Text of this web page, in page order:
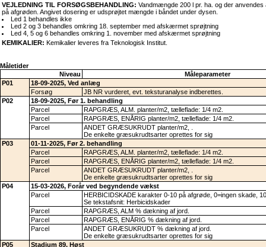
VEJLEDNING TIL FORSØGSBEHANDLING: Vandmængde 200 l pr. ha. og der
på afgrøden. Angivet dosering er udsprøjtet mængde i båndet under dysen.
Led 1 behandles ikke
Led 2 og 3 behandles omkring 18. september med afskærmet sprøjtning
Led 4, 5 og 6 behandles omkring 1. november med afskærmet sprøjtning
KEMIKALIER: Kemikalier leveres fra Teknologisk Institut.
Måletider
Niveau
Måleparameter
P01
18-09-2025, Ved anlæg
Forsøg
JB NR vurderet, evt. teksturanalyse indberettes.
P02
18-09-2025, Før 1. behandling
Parcel
RAPGRÆS, ALM. planter/m2, tælleflade: 1/4 m2.
Parcel
RAPGRÆS, ENÅRIG planter/m2, tælleflade: 1/4 m2.
Parcel
ANDET GRÆSUKRUDT planter/m2, .
De enkelte græsukrudtsarter oprettes for sig
P03
01-11-2025, Før 2. behandling
Parcel
RAPGRÆS, ALM. planter/m2, tælleflade: 1/4 m2.
Parcel
RAPGRÆS, ENÅRIG planter/m2, tælleflade: 1/4 m2.
Parcel
ANDET GRÆSUKRUDT planter/m2, .
De enkelte græsukrudtsarter oprettes for sig
P04
15-03-2026, Forår ved begyndende vækst
Parcel
HERBICIDSKADE karakter 0-10 på afgrøde, 0=ingen skade,
Se tekstafsnit: Herbicidskader
Parcel
RAPGRÆS, ALM % dækning af jord.
Parcel
RAPGRÆS, ENÅRIG % dækning af jord.
Parcel
ANDET GRÆSUKRUDT % dækning af jord.
De enkelte græsukrudtsarter oprettes for sig
P05
Stadium 89, Høst